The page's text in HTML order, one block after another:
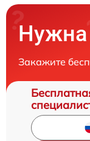
Нужна
Закажите